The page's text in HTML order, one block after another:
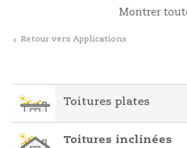
Montrer
Retour vers Applications
Toitures plates
Toitures inclinées